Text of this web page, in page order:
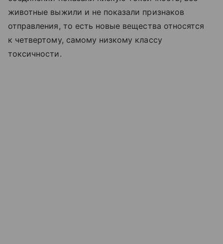
животные выжили и не показали признаков
отправления, то есть новые вещества относятся
к четвертому, самому низкому классу
токсичности.